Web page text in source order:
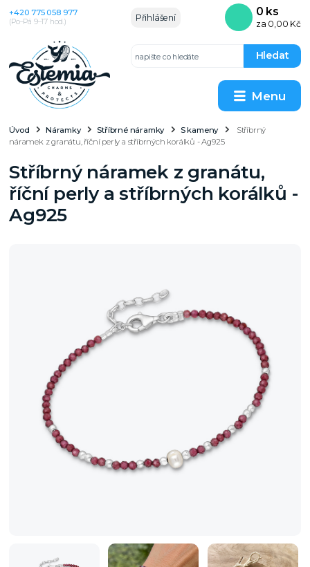
Menu
Přihlášení
Hledat
+420 775 058 977
(Po–Pá 9–17 hod.)
0 ks
za 0,00 Kč
Úvod Náramky Stříbrné náramky S kameny
Stříbrný
náramek z granátu, říční perly a stříbrných korálků - Ag925
Stříbrný náramek z granátu,
říční perly a stříbrných korálků -
Ag925